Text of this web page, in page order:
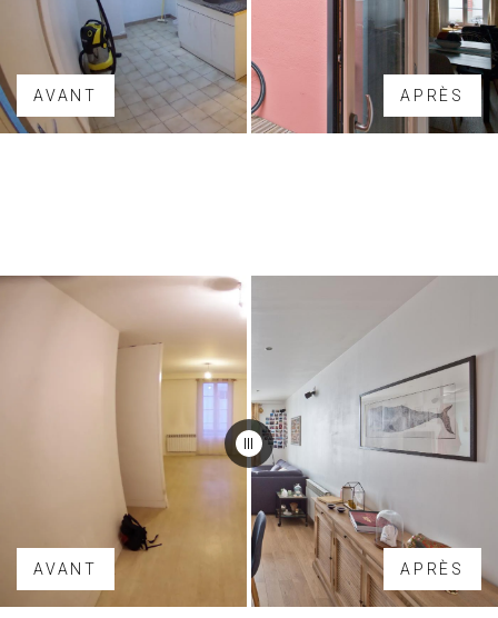
AVANT APRÈS
AVANT APRÈS